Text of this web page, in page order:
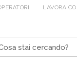
LAVORA